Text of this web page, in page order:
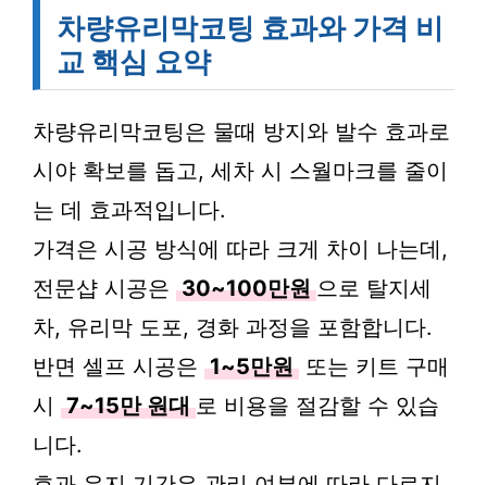
차량유리막코팅 효과와 가격 비
교 핵심 요약
차량유리막코팅은 물때 방지와 발수 효과로
시야 확보를 돕고, 세차 시 스월마크를 줄이
는 데 효과적입니다.
가격은 시공 방식에 따라 크게 차이 나는데,
전문샵 시공은 30~100만원 으로 탈지세
차, 유리막 도포, 경화 과정을 포함합니다.
반면 셀프 시공은 1~5만원 또는 키트 구매
시 7~15만 원대 로 비용을 절감할 수 있습
니다.